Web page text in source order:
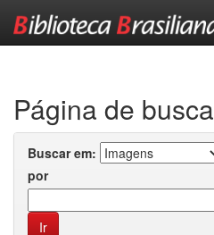
Página de busca
Buscar em:
por